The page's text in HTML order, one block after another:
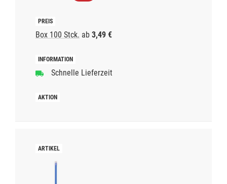
Box 100 Stck. ab 3,49 €
Schnelle Lieferzeit